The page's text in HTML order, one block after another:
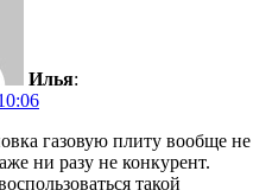
Илья:
газовую плиту вообще не
ни разу не конкурент.
такой